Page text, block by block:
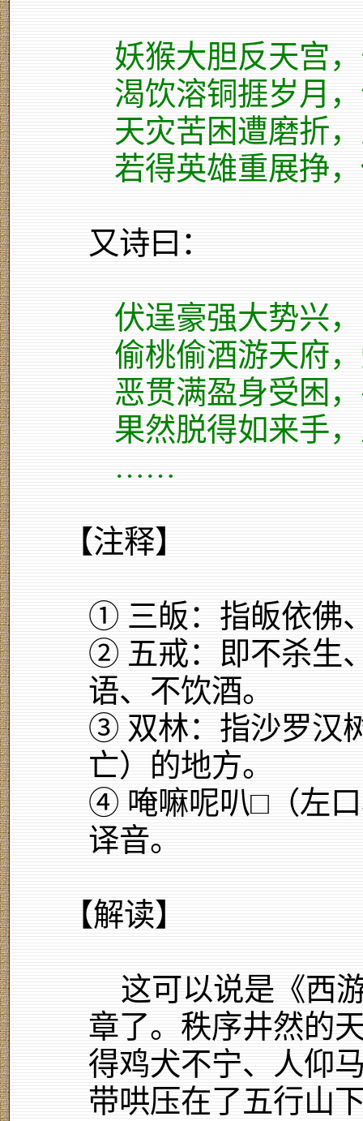
妖猴大胆反天宫
渴饮溶铜捱岁月
天灾苦困遭磨折
若得英雄重展挣
又诗曰：
伏逞豪强大势兴
偷桃偷酒游天府
恶贯满盈身受困
果然脱得如来手
……
【注释】
① 三皈：指皈依佛
② 五戒：即不杀生
语、不饮酒。
③ 双林：指沙罗汉
亡）的地方。
④ 唵嘛呢叭□（左
译音。
【解读】
这可以说是《西
章了。秩序井然的
得鸡犬不宁、人仰
带哄压在了五行山